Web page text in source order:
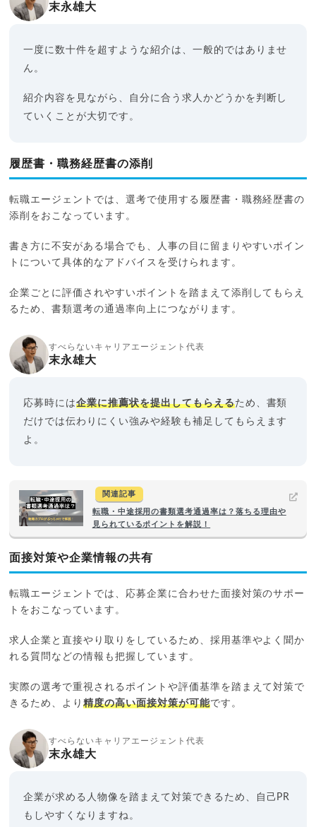
末永雄大
一度に数十件を超すような紹介は、一般的ではありませ
ん。
紹介内容を見ながら、自分に合う求人かどうかを判断し
ていくことが大切です。
履歴書・職務経歴書の添削
転職エージェントでは、選考で使用する履歴書・職務経歴書の
添削をおこなっています。
書き方に不安がある場合でも、人事の目に留まりやすいポイン
トについて具体的なアドバイスを受けられます。
企業ごとに評価されやすいポイントを踏まえて添削してもらえ
るため、書類選考の通過率向上につながります。
すべらないキャリアエージェント代表
末永雄大
応募時には企業に推薦状を提出してもらえるため、書類
だけでは伝わりにくい強みや経験も補足してもらえます
よ。
関連記事
転職・中途採用の書類選考通過率は？落ちる理由や
見られているポイントを解説！
面接対策や企業情報の共有
転職エージェントでは、応募企業に合わせた面接対策のサポー
トをおこなっています。
求人企業と直接やり取りをしているため、採用基準やよく聞か
れる質問などの情報も把握しています。
実際の選考で重視されるポイントや評価基準を踏まえて対策で
きるため、より精度の高い面接対策が可能です。
すべらないキャリアエージェント代表
末永雄大
企業が求める人物像を踏まえて対策できるため、自己PR
もしやすくなりますね。